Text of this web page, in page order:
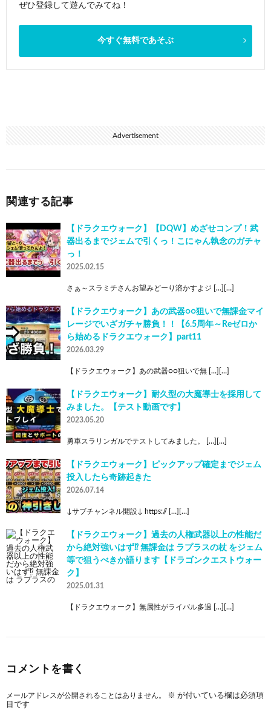
ぜひ登録して遊んでみてね！
今すぐ無料であそぶ
Advertisement
関連する記事
【ドラクエウォーク】【DQW】めざせコンプ！武
器出るまでジェムで引くっ！こにゃん執念のガチャ
っ！
2025.02.15
さぁ～スラミチさんお望みどーり溶かすよジ […][…]
【ドラクエウォーク】あの武器○○狙いで無課金マイ
レージでいざガチャ勝負！！【6.5周年～Reゼロか
ら始めるドラクエウォーク】part11
2026.03.29
【ドラクエウォーク】あの武器○○狙いで無 […][…]
【ドラクエウォーク】耐久型の大魔導士を採用して
みました。【テスト動画です】
2023.05.20
勇車スラリンガルでテストしてみました。 […][…]
【ドラクエウォーク】ピックアップ確定までジェム
投入したら奇跡起きた
2026.07.14
↓サブチャンネル開設↓ https:// […][…]
【ドラクエウォーク】過去の人権武器以上の性能だ
から絶対強いはず⁉︎ 無課金は ラプラスの杖 をジェム
等で狙うべきか語ります【ドラゴンクエストウォー
ク】
2025.01.31
【ドラクエウォーク】無属性がライバル多過 […][…]
コメントを書く
メールアドレスが公開されることはありません。 ※ が付いている欄は必須項
目です